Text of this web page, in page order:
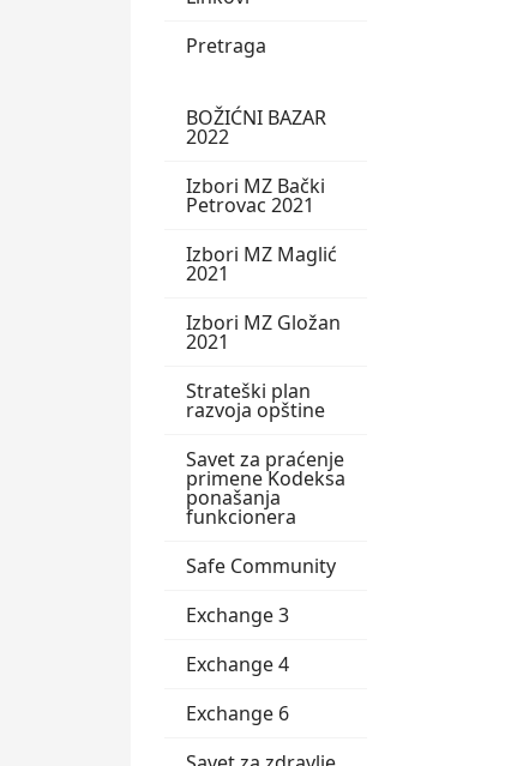
Pretraga
BOŽIĆNI BAZAR
2022
Izbori MZ Bački
Petrovac 2021
Izbori MZ Maglić
2021
Izbori MZ Gložan
2021
Strateški plan
razvoja opštine
Savet za praćenje
primene Kodeksa
ponašanja
funkcionera
Safe Community
Exchange 3
Exchange 4
Exchange 6